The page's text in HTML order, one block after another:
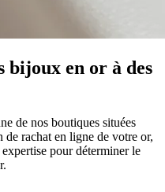
bijoux en or à des
de nos boutiques situées
rachat en ligne de votre or,
pour déterminer le